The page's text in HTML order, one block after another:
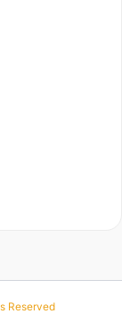
Reserved